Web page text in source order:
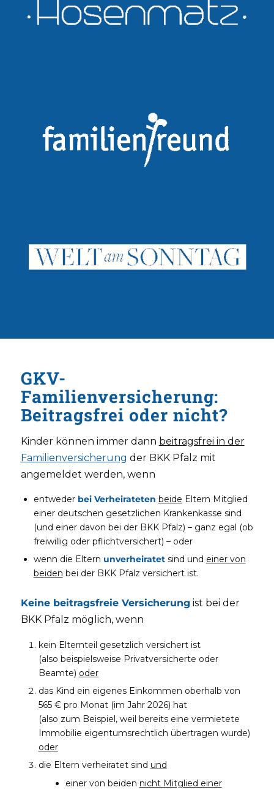
GKV-
Familienversicherung:
Beitragsfrei oder nicht?
Kinder können immer dann beitragsfrei in der
Familienversicherung der BKK Pfalz mit
angemeldet werden, wenn
entweder bei Verheirateten beide Eltern Mitglied
einer deutschen gesetzlichen Krankenkasse sind
(und einer davon bei der BKK Pfalz) – ganz egal (ob
freiwillig oder pflichtversichert) – oder
wenn die Eltern unverheiratetsind und einer von
beiden bei der BKK Pfalz versichert ist.
Keine beitragsfreie Versicherung ist bei der
BKK Pfalz möglich, wenn
kein Elternteil gesetzlich versichert ist
(also beispielsweise Privatversicherte oder
Beamte) oder
das Kind ein eigenes Einkommen oberhalb von
565 € pro Monat (im Jahr 2026) hat
(also zum Beispiel, weil bereits eine vermietete
Immobilie eigentumsrechtlich übertragen wurde)
oder
die Eltern verheiratet sind und
einer von beiden nicht Mitglied einer